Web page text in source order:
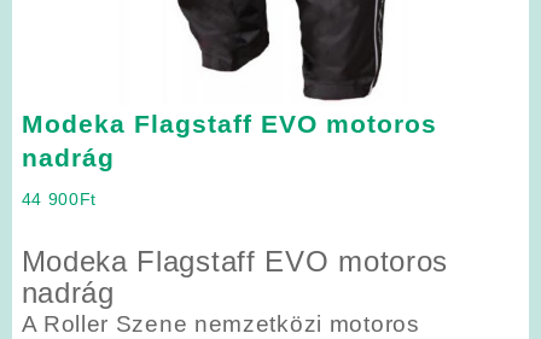
Modeka Flagstaff EVO motoros
nadrág
44 900Ft
Modeka Flagstaff EVO motoros
nadrág
A Roller Szene nemzetközi motoros